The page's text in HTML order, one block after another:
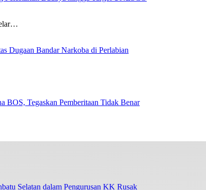
Dugaan Bandar Narkoba di Perlabian
BOS, Tegaskan Pemberitaan Tidak Benar